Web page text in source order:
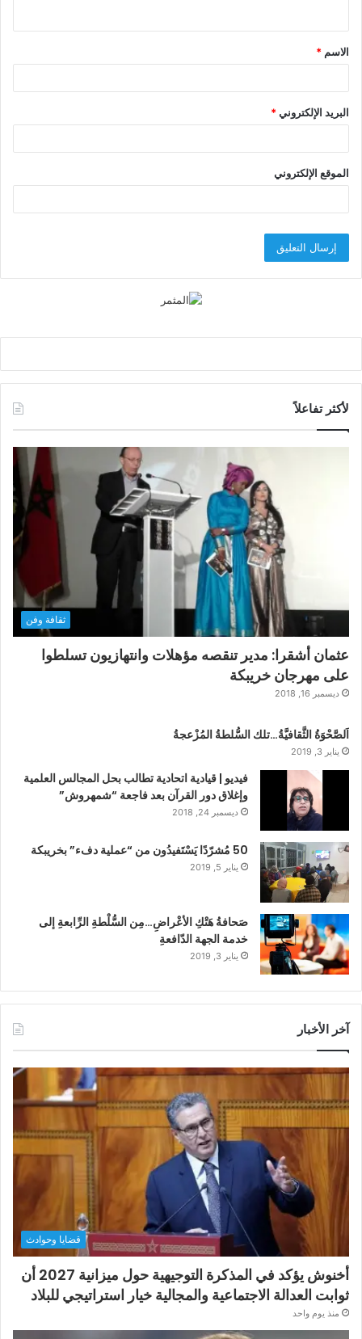
ق
*
الاسم *
البريد الإلكتروني*
الموقع الإلكتروني
لأكثر تفاعلاً
ثقافة وفن
عثمان أشقرا: مدير تنقصه مؤهلات وانتهازيون تسلطوا
على مهرجان خريبكة
ديسمبر 16, 2018
اَلصَّحْوَةُ الثَّقافيَّةُ…تلك السُّلطةُ المُزْعجةُ
يناير 3, 2019
فيديو | قيادية اتحادية تطالب بحل المجالس العلمية
وإغلاق دور القرآن بعد فاجعة “شمهروش”
ديسمبر 24, 2018
50 مُشرّدًا يَسْتَفيدُون من “عملية دفء” بخريبكة
يناير 5, 2019
صَحافةُ هَتْكِ الأعْراضِ…مِن السُّلْطةِ الرِّابعةِ إلى
خدمة الجهة الدّافعةِ
يناير 3, 2019
آخر الأخبار
قضايا وحوادث
أخنوش يؤكد في المذكرة التوجيهية حول ميزانية 2027 أن
ثوابت العدالة الاجتماعية والمجالية خيار استراتيجي للبلاد
منذ يوم واحد